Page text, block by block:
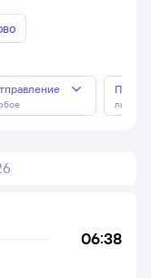
любое
06:38